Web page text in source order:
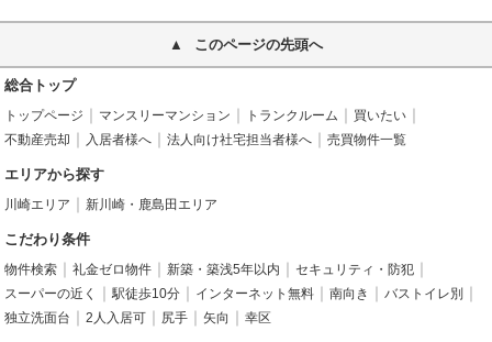
このページの先頭へ
総合トップ
トップページ マンスリーマンション トランクルーム
買いたい
不動産売却
入居者様へ 法人向け社宅担当者様へ 売買物件一覧
エリアから探す
川崎エリア 新川崎・鹿島田エリア
こだわり条件
物件検索 礼金ゼロ物件 新築・築浅5年以内
セキュリティ・防犯
スーパーの近く
駅徒歩10分 インターネット無料 南向き
バストイレ別
独立洗面台
2人入居可 尻手 矢向 幸区